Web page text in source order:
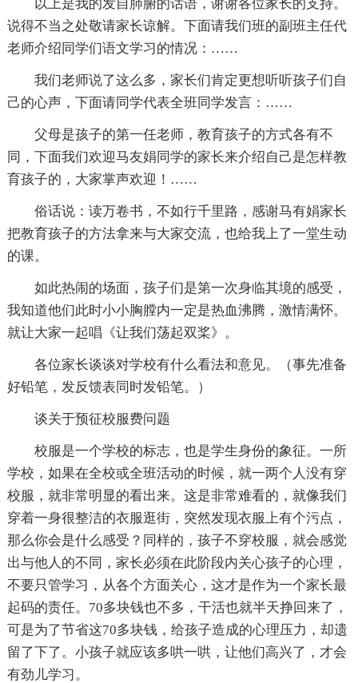
以上是我的发自肺腑的话语，谢谢各位家长的支持。
说得不当之处敬请家长谅解。下面请我们班的副班主任代
老师介绍同学们语文学习的情况：……
我们老师说了这么多，家长们肯定更想听听孩子们自
己的心声，下面请同学代表全班同学发言：……
父母是孩子的第一任老师，教育孩子的方式各有不
同，下面我们欢迎马友娟同学的家长来介绍自己是怎样教
育孩子的，大家掌声欢迎！……
俗话说：读万卷书，不如行千里路，感谢马有娟家长
把教育孩子的方法拿来与大家交流，也给我上了一堂生动
的课。
如此热闹的场面，孩子们是第一次身临其境的感受，
我知道他们此时小小胸膛内一定是热血沸腾，激情满怀。
就让大家一起唱《让我们荡起双桨》。
各位家长谈谈对学校有什么看法和意见。（事先准备
好铅笔，发反馈表同时发铅笔。）
谈关于预征校服费问题
校服是一个学校的标志，也是学生身份的象征。一所
学校，如果在全校或全班活动的时候，就一两个人没有穿
校服，就非常明显的看出来。这是非常难看的，就像我们
穿着一身很整洁的衣服逛街，突然发现衣服上有个污点，
那么你会是什么感受？同样的，孩子不穿校服，就会感觉
出与他人的不同，家长必须在此阶段内关心孩子的心理，
不要只管学习，从各个方面关心，这才是作为一个家长最
起码的责任。70多块钱也不多，干活也就半天挣回来了，
可是为了节省这70多块钱，给孩子造成的心理压力，却遗
留了下了。小孩子就应该多哄一哄，让他们高兴了，才会
有劲儿学习。